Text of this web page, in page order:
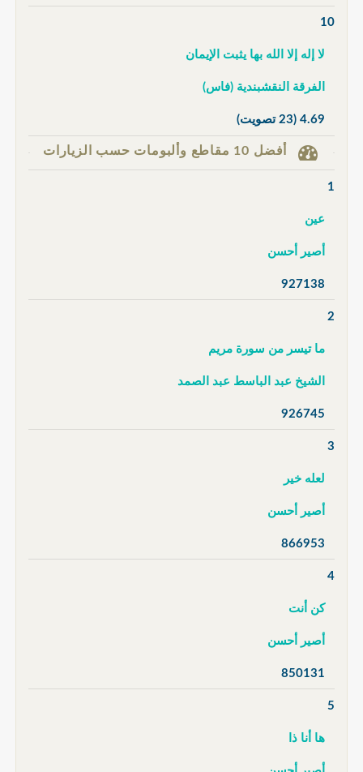
10
لا إله إلا الله بها يثبت الإيمان
الفرقة النقشبندية (فاس)
4.69 (23 تصويت)
أفضل 10 مقاطع وألبومات حسب الزيارات
1
عين
أصير أحسن
927138
2
ما تيسر من سورة مريم
الشيخ عبد الباسط عبد الصمد
926745
3
لعله خير
أصير أحسن
866953
4
كن أنت
أصير أحسن
850131
5
ها أنا ذا